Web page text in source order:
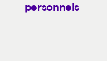
personnels